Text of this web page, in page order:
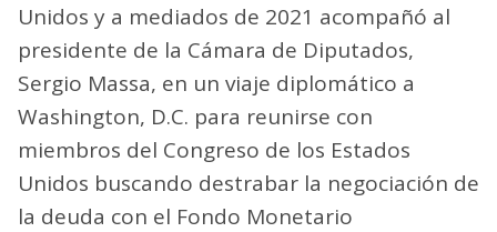
Unidos y a mediados de 2021 acompañó al
presidente de la Cámara de Diputados,
Sergio Massa, en un viaje diplomático a
Washington, D.C. para reunirse con
miembros del Congreso de los Estados
Unidos buscando destrabar la negociación de
la deuda con el Fondo Monetario